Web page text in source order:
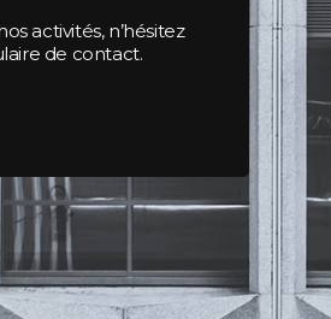
activités, n’hésitez
de contact.